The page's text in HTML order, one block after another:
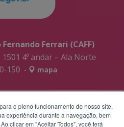
Ferrari (CAFF)
4º andar – Ala Norte
150 - mapa
o pleno funcionamento do nosso site,
experiência durante a navegação, bem
clicar em "Aceitar Todos", você terá